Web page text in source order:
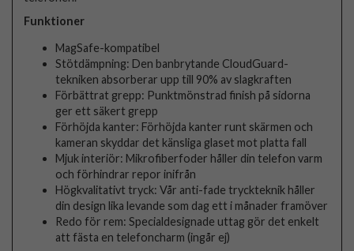
Funktioner
MagSafe-kompatibel
Stötdämpning: Den banbrytande CloudGuard-
tekniken absorberar upp till 90% av slagkraften
Förbättrat grepp: Punktmönstrad finish på sidorna
ger ett säkert grepp
Förhöjda kanter: Förhöjda kanter runt skärmen och
kameran skyddar det känsliga glaset mot platta fall
Mjuk interiör: Mikrofiberfoder håller din telefon varm
och förhindrar repor inifrån
Högkvalitativt tryck: Vår anti-fade tryckteknik håller
din design lika levande som dag ett i månader framöver
Redo för rem: Specialdesignade uttag gör det enkelt
att fästa en telefoncharm (ingår ej)